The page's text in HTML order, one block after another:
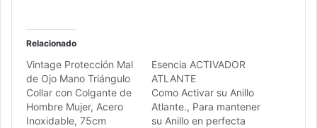
Relacionado
Vintage Protección Mal
de Ojo Mano Triángulo
Collar con Colgante de
Hombre Mujer, Acero
Inoxidable, 75cm
Esencia ACTIVADOR
ATLANTE
Como Activar su Anillo
Atlante., Para mantener
su Anillo en perfecta